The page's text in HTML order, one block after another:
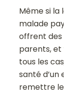
Même si la
malade
offrent des
parents, et
tous les
santé
remettre